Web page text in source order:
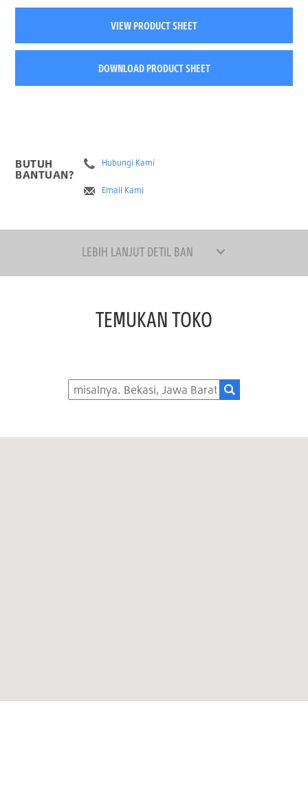
VIEW PRODUCT SHEET
DOWNLOAD PRODUCT SHEET
BUTUH
BANTUAN?
Hubungi Kami
Email Kami
LEBIH LANJUT DETIL BAN
TEMUKAN TOKO